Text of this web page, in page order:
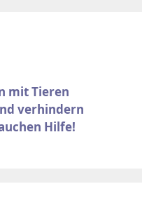
mit Tieren
verhindern
Hilfe!